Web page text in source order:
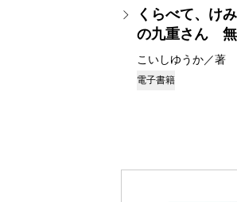
くらべて、け
の九重さん 無
こいしゆうか／著
電子書籍